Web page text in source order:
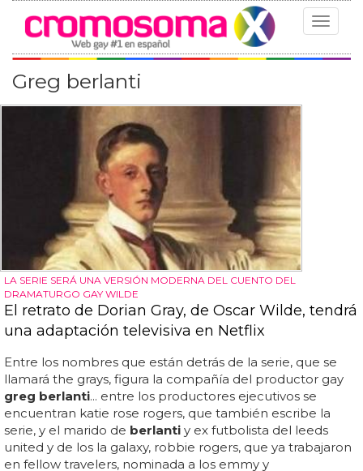
Toggle
Greg berlanti
LA SERIE SERÁ UNA VERSIÓN MODERNA DEL CUENTO DEL
DRAMATURGO GAY WILDE
El retrato de Dorian Gray, de Oscar Wilde, tendrá
una adaptación televisiva en Netflix
Entre los nombres que están detrás de la serie, que se
llamará the grays, figura la compañía del productor gay
greg berlanti... entre los productores ejecutivos se
encuentran katie rose rogers, que también escribe la
serie, y el marido de berlanti y ex futbolista del leeds
united y de los la galaxy, robbie rogers, que ya trabajaron
en fellow travelers, nominada a los emmy y